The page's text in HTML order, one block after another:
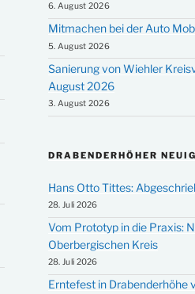
6. August 2026
Mitmachen bei der Auto
5. August 2026
Sanierung von Wiehler
August 2026
3. August 2026
DRABENDERHÖHER
Hans Otto Tittes:
28. Juli 2026
Vom Prototyp in die Praxis:
Oberbergischen Kreis
28. Juli 2026
Erntefest in Drabenderhöhe